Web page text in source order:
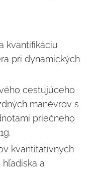
kvantifikáciu
pri dynamických
cestujúceho
manévrov s
priečneho
kvantitatívnych
a